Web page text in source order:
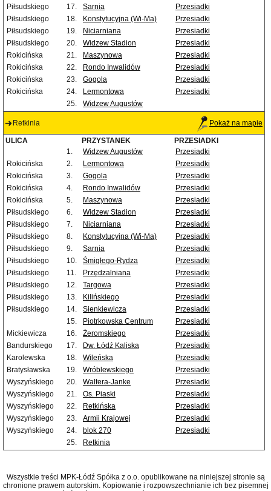
Piłsudskiego
17. Sarnia
Przesiadki
Piłsudskiego
18. Konstytucyjna (Wi-Ma)
Przesiadki
Piłsudskiego
19. Niciarniana
Przesiadki
Piłsudskiego
20. Widzew Stadion
Przesiadki
Rokicińska
21. Maszynowa
Przesiadki
Rokicińska
22. Rondo Inwalidów
Przesiadki
Rokicińska
23. Gogola
Przesiadki
Rokicińska
24. Lermontowa
Przesiadki
25.
Widzew Augustów
Retkinia Pokaż na mapie
ULICA PRZYSTANEK
PRZESIADKI
1.
Widzew Augustów
Przesiadki
Rokicińska
2. Lermontowa
Przesiadki
Rokicińska
3. Gogola
Przesiadki
Rokicińska
4. Rondo Inwalidów
Przesiadki
Rokicińska
5. Maszynowa
Przesiadki
Piłsudskiego
6. Widzew Stadion
Przesiadki
Piłsudskiego
7. Niciarniana
Przesiadki
Piłsudskiego
8. Konstytucyjna (Wi-Ma)
Przesiadki
Piłsudskiego
9. Sarnia
Przesiadki
Piłsudskiego
10. Śmigłego-Rydza
Przesiadki
Piłsudskiego
11. Przędzalniana
Przesiadki
Piłsudskiego
12. Targowa
Przesiadki
Piłsudskiego
13. Kilińskiego
Przesiadki
Piłsudskiego
14. Sienkiewicza
Przesiadki
15.
Piotrkowska Centrum
Przesiadki
Mickiewicza
16. Żeromskiego
Przesiadki
Bandurskiego
17. Dw. Łódź Kaliska
Przesiadki
Karolewska
18. Wileńska
Przesiadki
Bratysławska
19. Wróblewskiego
Przesiadki
Wyszyńskiego
20. Waltera-Janke
Przesiadki
Wyszyńskiego
21. Os. Piaski
Przesiadki
Wyszyńskiego
22. Retkińska
Przesiadki
Wyszyńskiego
23. Armii Krajowej
Przesiadki
Wyszyńskiego
24. blok 270
Przesiadki
25.
Retkinia
Wszystkie treści MPK-Łódź Spółka z o.o. opublikowane na niniejszej stronie są
chronione prawem autorskim. Kopiowanie i rozpowszechnianie ich bez pisemnej